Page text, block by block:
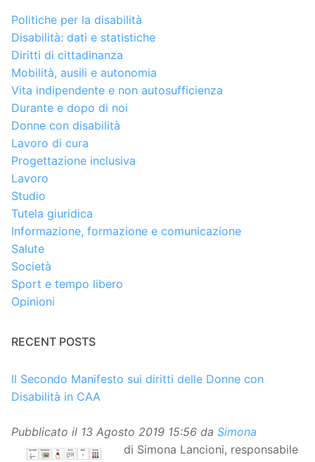
Politiche per la disabilità
Disabilità: dati e statistiche
Diritti di cittadinanza
Mobilità, ausili e autonomia
Vita indipendente e non autosufficienza
Durante e dopo di noi
Donne con disabilità
Lavoro di cura
Progettazione inclusiva
Lavoro
Studio
Tutela giuridica
Informazione, formazione e comunicazione
Salute
Società
Sport e tempo libero
Opinioni
RECENT POSTS
Il Secondo Manifesto sui diritti delle Donne con
Disabilità in CAA
Pubblicato il 13 Agosto 2019 15:56 da Simona
di Simona Lancioni, responsabile